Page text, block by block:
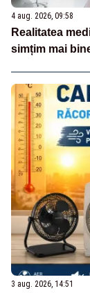
4 aug. 2026, 09:58
Realitatea
simțim mai
3 aug. 2026, 14:51